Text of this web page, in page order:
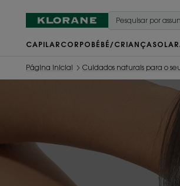
CAPILAR CORPO BÉBÉ/CRIANÇA SOLAR
Página inicial Cuidados naturais para o